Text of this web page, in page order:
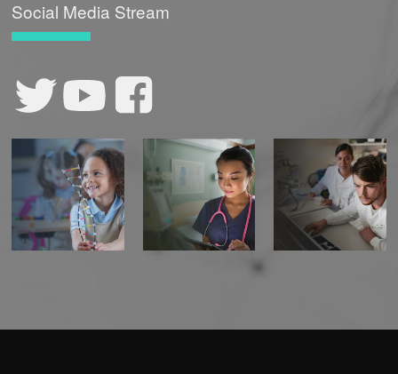
Social Media Stream